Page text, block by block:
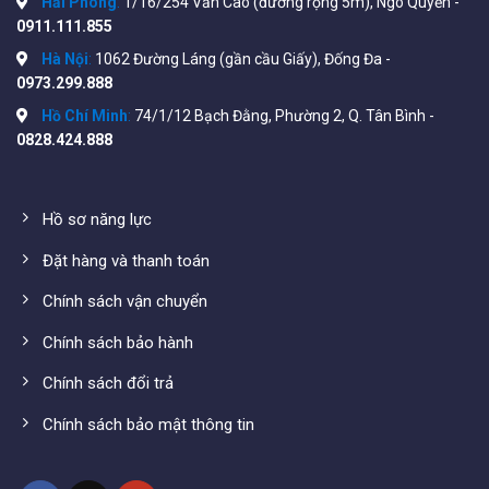
1310 / 1550nm (Tùy chọn)
Khoảng cách truyền: Multi mode: 2 km; Single mode:
20 ~ 120km; Cặp xoắn loại -5: 100m
MAC address:4K
MTBF: 100.000 giờ
Nguồn cấp: DC5V 1A (output), AC220 0,5A / DC-48
(input)
Tiêu thụ điện năng: <2W
Kích thước: 26mm (H) * 70mm (W) * 94 mm (D)
0911.111.855
Hà Nội: 1062 Đường Láng (gần cầu Giấy), Đống Đa -
0973.299.888
Hồ Chí Minh: 74/1/12 Bạch Đằng, Phường 2, Q. Tân Bình -
0828.424.888
Hồ sơ năng lực
Đặt hàng và thanh toán
Chính sách vận chuyển
Chính sách bảo hành
Chính sách đổi trả
Chính sách bảo mật thông tin